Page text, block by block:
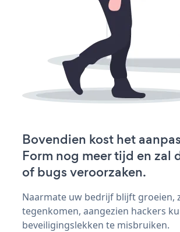
Bovendien kost het
Form nog meer tijd en
of bugs veroorzaken.
Naarmate uw bedrijf blijft groeien,
tegenkomen, aangezien hackers
beveiligingslekken te misbruiken.